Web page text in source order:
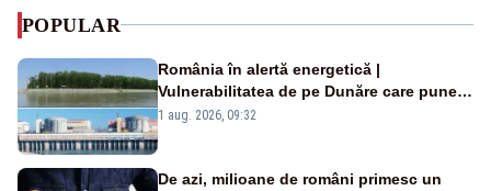
POPULAR
România în alertă energetică |
Vulnerabilitatea de pe Dunăre care pune
în pericol Centrala Cernavodă era
1 aug. 2026, 09:32
De azi, milioane de români primesc un